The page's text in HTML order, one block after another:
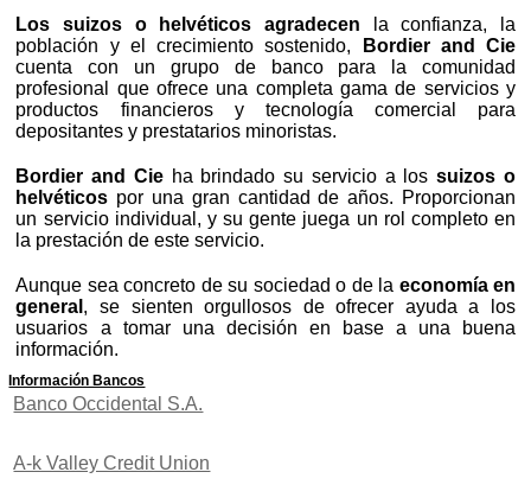
Los suizos o helvéticos agradecen la confianza, la
población y el crecimiento sostenido,
Bordier and Cie
cuenta con un grupo de banco para la comunidad
profesional que ofrece una completa gama de servicios y
productos financieros y tecnología comercial para
depositantes y prestatarios minoristas.
Bordier and Cieha brindado su servicio a lossuizos o
helvéticos por una gran cantidad de años. Proporcionan
un servicio individual, y su gente juega un rol completo en
la prestación de este servicio.
Aunque sea concreto de su sociedad o de la economía en
general , se sienten orgullosos de ofrecer ayuda a los
usuarios a tomar una decisión en base a una buena
información.
Información Bancos
Banco Occidental S.A.
A-k Valley Credit Union